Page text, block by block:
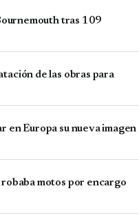
tras 109
de las obras para
en Europa su nueva imagen
motos por encargo